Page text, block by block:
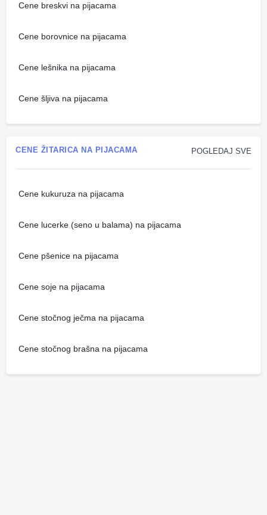
Cene breskvi na pijacama
Cene borovnice na pijacama
Cene lešnika na pijacama
Cene šljiva na pijacama
POGLEDAJ SVE
CENE ŽITARICA NA PIJACAMA
Cene kukuruza na pijacama
Cene lucerke (seno u balama) na pijacama
Cene pšenice na pijacama
Cene soje na pijacama
Cene stočnog ječma na pijacama
Cene stočnog brašna na pijacama